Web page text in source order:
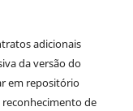
adicionais
da versão do
em repositório
de